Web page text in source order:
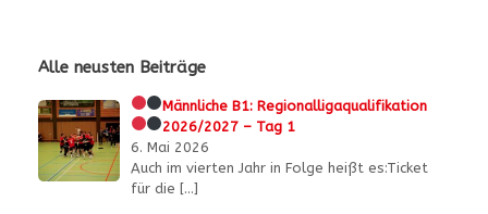
Alle neusten Beiträge
Männliche B1:Regionalligaqualifikation
2026/2027 – Tag 1
6. Mai 2026
Auch im vierten Jahr in Folge heißt es:Ticket
für die […]